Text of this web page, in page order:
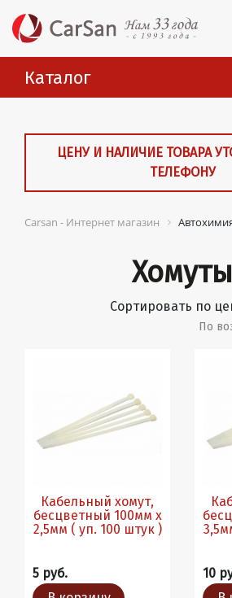
Каталог
ЦЕНУ И НАЛИЧИЕ ТОВАРА
ТЕЛЕФОНУ
Carsan - Интернет магазин
Хомуты
Сортировать по
По
Кабельный хомут,
бесцветный 100мм х
2,5мм ( уп. 100 штук )
5 руб.
10